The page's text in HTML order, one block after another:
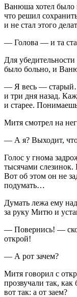
Ванюша хотел было
что решил
и не стал этого
— Голова — и та
Для
было больно, и
— Я весь — старый…
и три дня назад.
и старее.
Митя смотрел на
— А я? Выходит,
Голос у гнома
тысячами слезинок.
Вот об этом он не
подумать…
Думать лежа ему
за руку Митю и
— Повернись! —
открой!
— А рот зачем?
Митя говорил с
прозвучали так,
вот так: а от заем?